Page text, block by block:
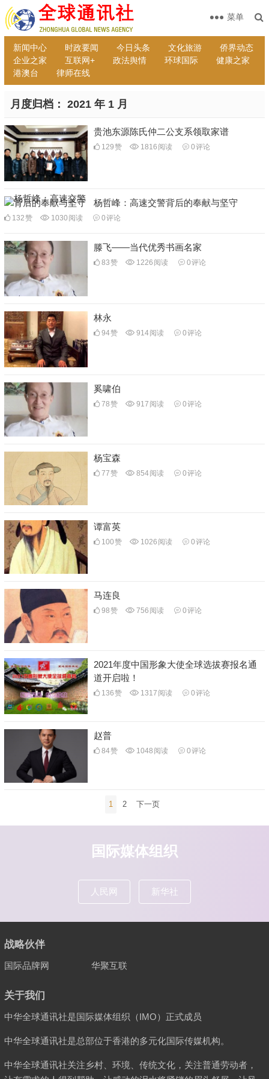
新闻中心 时政要闻 今日头条 文化旅游
侨界动态
企业之家
互联网+ 政法舆情 环球国际
健康之家
港澳台
律师在线
菜单
月度归档： 2021 年 1 月
贵池东源陈氏仲二公支系领取家谱
129赞 1816 阅读 0评论
杨哲峰：高速交警背后的奉献与坚守
132赞 1030 阅读 0评论
滕飞——当代优秀书画名家
83赞 1226 阅读 0评论
林永
94赞 914阅读 0评论
奚啸伯
78赞 917 阅读 0评论
杨宝森
77赞 854阅读 0评论
谭富英
100赞 1026 阅读 0评论
马连良
98赞 756 阅读 0评论
2021年度中国形象大使全球选拔赛报名通
道开启啦！
136赞 1317 阅读 0评论
赵普
84赞 1048 阅读 0评论
导
1 2 下一页
国际媒体组织
人民网 新华社
战略伙伴
国际品牌网 华聚互联
关于我们
中华全球通讯社是国际媒体组织（IMO）正式成员
中华全球通讯社是总部位于香港的多元化国际传媒机构。
中华全球通讯社关注乡村、环境、传统文化，关注普通劳动者，